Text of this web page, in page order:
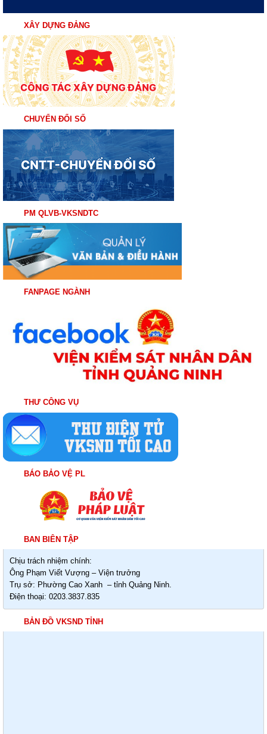
XÂY DỰNG ĐẢNG
CHUYỂN ĐỔI SỐ
PM QLVB-VKSNDTC
FANPAGE NGÀNH
THƯ CÔNG VỤ
BÁO BẢO VỆ PL
BAN BIÊN TẬP
Chịu trách nhiệm chính:
Ông Phạm Viết Vượng – Viện trưởng
Trụ sở: Phường Cao Xanh – tỉnh Quảng Ninh.
Điện thoại: 0203.3837.835
BẢN ĐỒ VKSND TỈNH